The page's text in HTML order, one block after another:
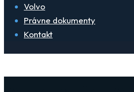
Volvo
Právne dokumenty
Kontakt